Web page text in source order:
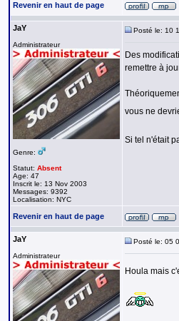
Revenir en haut de page
JaY
Administrateur
Genre:
Statut: Absent
Age: 47
Inscrit le: 13 Nov 2003
Messages: 9392
Localisation: NYC
Posté le: 10
Des
remettre à
vous ne
Si tel n'était
Revenir en haut de page
JaY
Administrateur
Posté le: 05
Houla mais